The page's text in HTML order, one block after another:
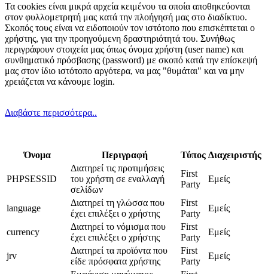
Τα cookies είναι μικρά αρχεία κειμένου τα οποία αποθηκεύονται
στον φυλλομετρητή μας κατά την πλοήγησή μας στο διαδίκτυο.
Σκοπός τους είναι να ειδοποιούν τον ιστότοπο που επισκέπτεται ο
χρήστης, για την προηγούμενη δραστηριότητά του. Συνήθως
περιγράφουν στοιχεία μας όπως όνομα χρήστη (user name) και
συνθηματικό πρόσβασης (password) με σκοπό κατά την επίσκεψή
μας στον ίδιο ιστότοπο αργότερα, να μας "θυμάται" και να μην
χρειάζεται να κάνουμε login.
Διαβάστε περισσότερα..
Όνομα Περιγραφή Τύπος Διαχειριστής
PHPSESSID
Διατηρεί τις προτιμήσεις
του χρήστη σε εναλλαγή
σελίδων
First
Party
Εμείς
language
Διατηρεί τη γλώσσα που
έχει επιλέξει ο χρήστης
First
Party
Εμείς
currency
Διατηρεί το νόμισμα που
έχει επιλέξει ο χρήστης
First
Party
Εμείς
jrv
Διατηρεί τα προϊόντα που
είδε πρόσφατα χρήστης
First
Party
Εμείς